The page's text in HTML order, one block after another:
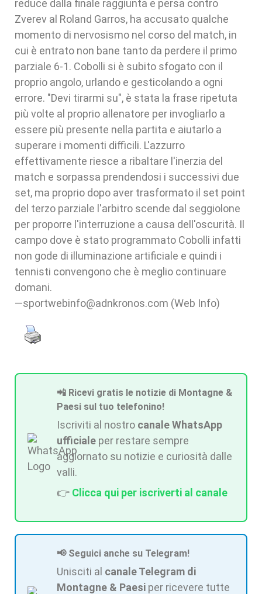
reduce dalla finale raggiunta e persa contro
Zverev al Roland Garros, ha accusato qualche
momento di nervosismo nel corso del match, in
cui è entrato non bane tanto da perdere il primo
parziale 6-1. Cobolli si è subito sfogato con il
proprio angolo, urlando e gesticolando a ogni
errore. "Devi tirarmi su", è stata la frase ripetuta
più volte al proprio allenatore per invogliarlo a
essere più presente nella partita e aiutarlo a
superare i momenti difficili. L'azzurro
effettivamente riesce a ribaltare l'inerzia del
match e sorpassa prendendosi i successivi due
set, ma proprio dopo aver trasformato il set point
del terzo parziale l'arbitro scende dal seggiolone
per proporre l'interruzione a causa dell'oscurità. Il
campo dove è stato programmato Cobolli infatti
non gode di illuminazione artificiale e quindi i
tennisti convengono che è meglio continuare
domani.
—sportwebinfo@adnkronos.com (Web Info)
📲 Ricevi gratis le notizie di Montagne &
Paesi sul tuo telefonino!
Iscriviti al nostro canale WhatsApp
ufficiale per restare sempre
aggiornato su notizie e curiosità dalle
valli.
👉 Clicca qui per iscriverti al canale
📢 Seguici anche su Telegram!
Unisciti al canale Telegram di
Montagne & Paesi per ricevere tutte